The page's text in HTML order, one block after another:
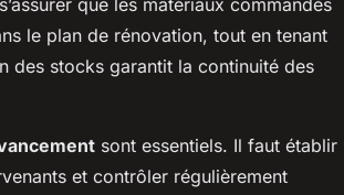
que les matériaux commandés
le plan de rénovation, tout en tenant
des stocks garantit la continuité des
sont essentiels. Il faut établir
et contrôler régulièrement